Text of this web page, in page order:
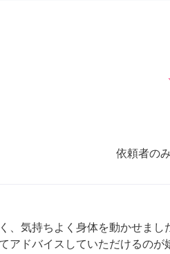
依頼者の
、気持ちよく身体を動かせまし
アドバイスしていただけるのが